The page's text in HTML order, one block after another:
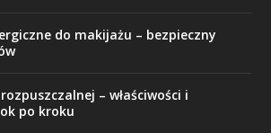
do makijażu – bezpieczny
– właściwości i
po kroku